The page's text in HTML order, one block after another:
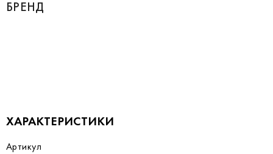
БРЕНД
ХАРАКТЕРИСТИКИ
Артикул